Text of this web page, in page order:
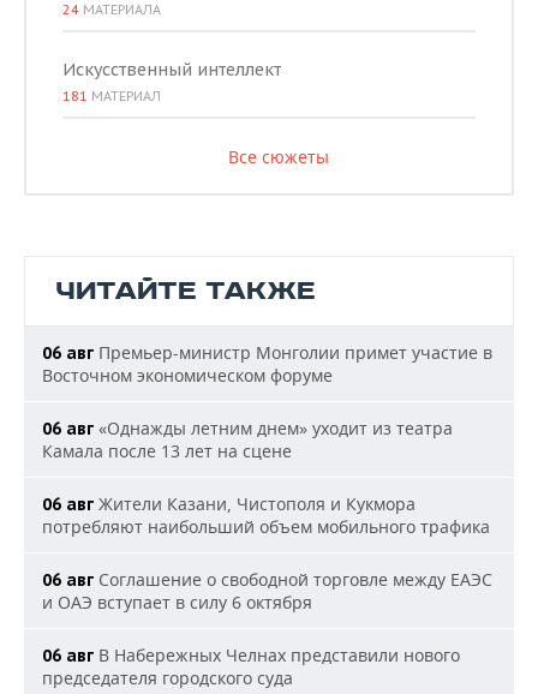
24 МАТЕРИАЛА
Искусственный интеллект
181 МАТЕРИАЛ
Все сюжеты
ЧИТАЙТЕ ТАКЖЕ
06 авг Премьер-министр Монголии примет участие в
Восточном экономическом форуме
06 авг «Однажды летним днем» уходит из театра
Камала после 13 лет на сцене
06 авг Жители Казани, Чистополя и Кукмора
потребляют наибольший объем мобильного трафика
06 авг Соглашение о свободной торговле между ЕАЭС
и ОАЭ вступает в силу 6 октября
06 авг В Набережных Челнах представили нового
председателя городского суда